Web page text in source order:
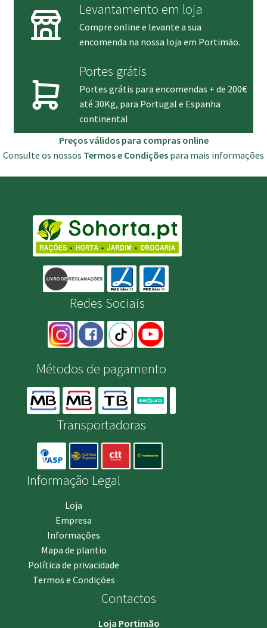
Levantamento em loja
Compre online e levante a sua
encomenda na nossa loja em Portimão.
Portes grátis
Portes grátis para encomendas + de 200€
até 30Kg, para Portugal e Espanha
continental
Preços válidos para compras online
Consulte os nossos Termos e Condições para mais informações
Redes Sociais
Métodos de pagamento
Transportadoras
Informação Legal
Loja
Empresa
Informações
Mapa de plantio
Política de privacidade
Termos e Condições
Contactos
Loja Portimão